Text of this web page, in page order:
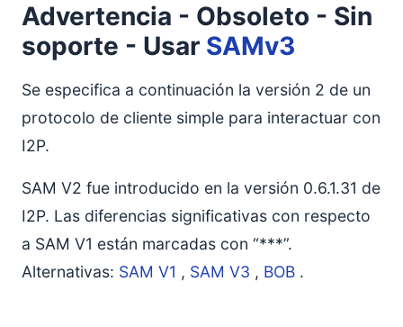
Advertencia - Obsoleto - Sin
soporte - Usar SAMv3
Se especifica a continuación la versión 2 de un
protocolo de cliente simple para interactuar con
I2P.
SAM V2 fue introducido en la versión 0.6.1.31 de
I2P. Las diferencias significativas con respecto
a SAM V1 están marcadas con “***”.
Alternativas: SAM V1 , SAM V3 , BOB .